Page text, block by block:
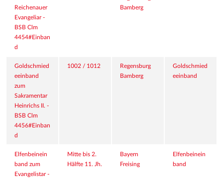
Reichenauer
Evangeliar -
BSB Clm
4454#Einban
d
Bamberg
Goldschmied
eeinband
zum
Sakramentar
Heinrichs II. -
BSB Clm
4456#Einban
d
1002 / 1012
Regensburg
Bamberg
Goldschmied
eeinband
Elfenbeinein
band zum
Evangelistar -
Mitte bis 2.
Hälfte 11. Jh.
Bayern
Freising
Elfenbeinein
band